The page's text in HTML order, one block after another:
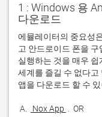
1 : Windows 용
다운로드
에뮬레이터의 중요성
고 안드로이드 폰을
실행하는 것을 매우
세계를 즐길 수 없다고
A. Nox App